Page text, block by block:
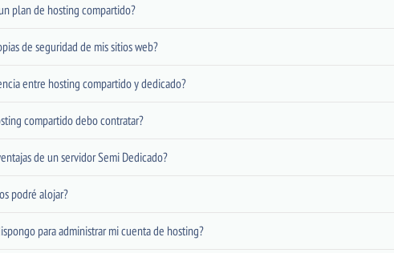
plan de hosting compartido?
de seguridad de mis sitios web?
entre hosting compartido y dedicado?
compartido debo contratar?
de un servidor Semi Dedicado?
podré alojar?
para administrar mi cuenta de hosting?